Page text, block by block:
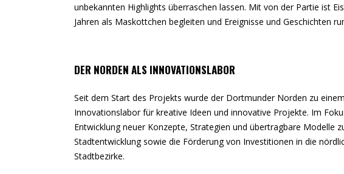
unbekannten Highlights überraschen lassen. Mit von der Partie ist
Jahren als Maskottchen begleiten und Ereignisse und Geschichten
DER NORDEN ALS INNOVATIONSLABOR
Seit dem Start des Projekts wurde der Dortmunder Norden zu einem
Innovationslabor für kreative Ideen und innovative Projekte. Im
Entwicklung neuer Konzepte, Strategien und übertragbare Modelle
Stadtentwicklung sowie die Förderung von Investitionen in die
Stadtbezirke.